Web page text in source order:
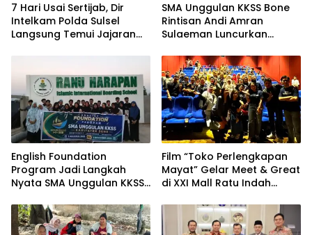
7 Hari Usai Sertijab, Dir
Intelkam Polda Sulsel
Langsung Temui Jajaran
SMA Unggulan KKSS Bone
Rintisan Andi Amran
Sulaeman Luncurkan
Program
English Foundation
Program Jadi Langkah
Nyata SMA Unggulan KKSS
Berdaya Saing Global
Film “Toko Perlengkapan
Mayat” Gelar Meet & Great
di XXI Mall Ratu Indah